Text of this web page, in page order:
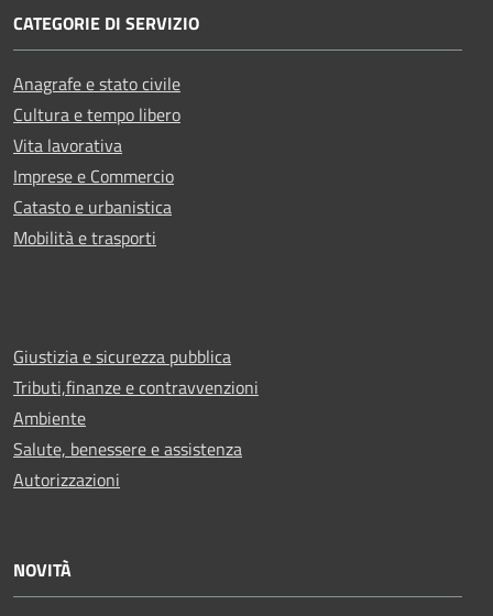
CATEGORIE DI SERVIZIO
Anagrafe e stato civile
Cultura e tempo libero
Vita lavorativa
Imprese e Commercio
Catasto e urbanistica
Mobilità e trasporti
Giustizia e sicurezza pubblica
Tributi,finanze e contravvenzioni
Ambiente
Salute, benessere e assistenza
Autorizzazioni
NOVITÀ